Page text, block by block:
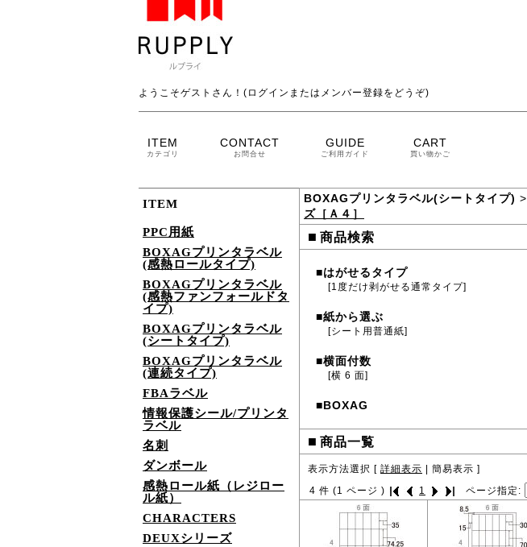
ようこそゲストさん！(ログインまたはメンバー登録をどうぞ)
ITEM
カテゴリ
CONTACT
お問合せ
GUIDE
ご利用ガイド
CART
買い物かご
ITEM
PPC用紙
BOXAGプリンタラベル
(感熱ロールタイプ)
BOXAGプリンタラベル
(感熱ファンフォールドタ
イプ)
BOXAGプリンタラベル
(シートタイプ)
BOXAGプリンタラベル
(連続タイプ)
FBAラベル
情報保護シール/プリンタ
ラベル
名刺
ダンボール
感熱ロール紙（レジロー
ル紙）
CHARACTERS
DEUXシリーズ
BOXAGプリンタラベル(シートタイプ) >
ズ［Ａ４］
■ 商品検索
■はがせるタイプ
[1度だけ剥がせる通常タイプ]
■紙から選ぶ
[シート用普通紙]
■横面付数
[横 6 面]
■BOXAG
■ 商品一覧
表示方法選択 [ 詳細表示 簡易表示 ]
4 件 (1 ページ ) 1 ページ指定: